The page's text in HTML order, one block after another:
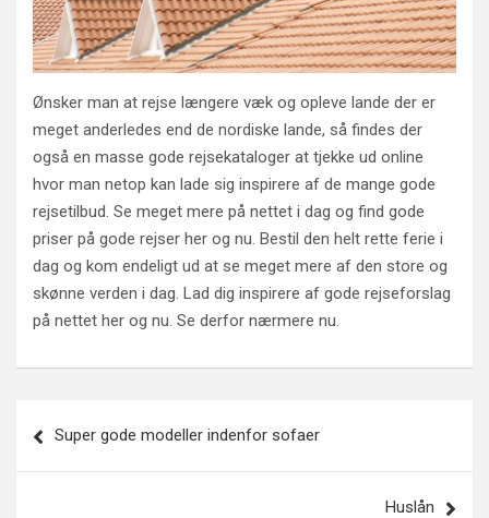
Ønsker man at rejse længere væk og opleve lande der er
meget anderledes end de nordiske lande, så findes der
også en masse gode rejsekataloger at tjekke ud online
hvor man netop kan lade sig inspirere af de mange gode
rejsetilbud. Se meget mere på nettet i dag og find gode
priser på gode rejser her og nu. Bestil den helt rette ferie i
dag og kom endeligt ud at se meget mere af den store og
skønne verden i dag. Lad dig inspirere af gode rejseforslag
på nettet her og nu. Se derfor nærmere nu.
navigation
Super gode modeller indenfor sofaer
Huslån